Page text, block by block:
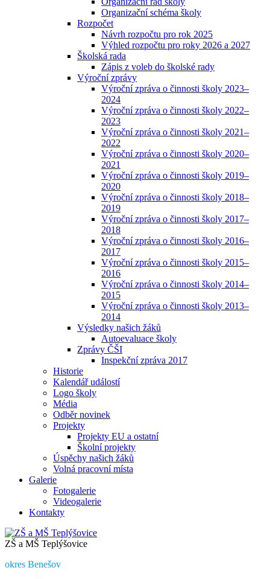
Organizační schéma školy
Rozpočet
Návrh rozpočtu pro rok 2025
Výhled rozpočtu pro roky 2026 a 2027
Školská rada
Zápis z voleb do školské rady
Výroční zprávy
Výroční zpráva o činnosti školy 2023–
2024
Výroční zpráva o činnosti školy 2022–
2023
Výroční zpráva o činnosti školy 2021–
2022
Výroční zpráva o činnosti školy 2020–
2021
Výroční zpráva o činnosti školy 2019–
2020
Výroční zpráva o činnosti školy 2018–
2019
Výroční zpráva o činnosti školy 2017–
2018
Výroční zpráva o činnosti školy 2016–
2017
Výroční zpráva o činnosti školy 2015–
2016
Výroční zpráva o činnosti školy 2014–
2015
Výroční zpráva o činnosti školy 2013–
2014
Výsledky našich žáků
Autoevaluace školy
Zprávy ČŠI
Inspekční zpráva 2017
Historie
Kalendář událostí
Logo školy
Média
Odběr novinek
Projekty
Projekty EU a ostatní
Školní projekty
Úspěchy našich žáků
Volná pracovní místa
Galerie
Fotogalerie
Videogalerie
Kontakty
ZŠ a MŠ Teplýšovice
okres Benešov